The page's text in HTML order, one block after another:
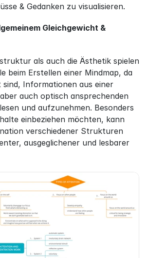
& Gedanken zu visualisieren.
Gleichgewicht &
als auch die Ästhetik spielen
beim Erstellen einer Mindmap, da
sind, Informationen aus einer
auch optisch ansprechenden
und aufzunehmen. Besonders
einbeziehen möchten, kann
verschiedener Strukturen
ausgeglichener und lesbarer